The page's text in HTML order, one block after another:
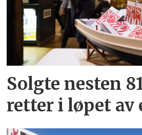
Solgte nesten
retter i løpet av